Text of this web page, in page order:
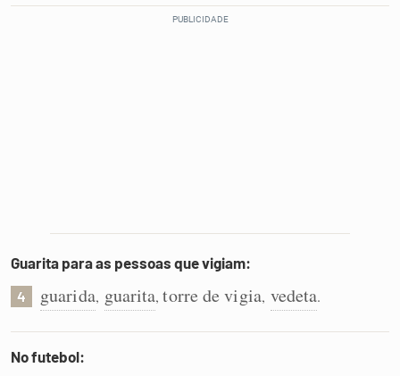
Dicionário
Guarita para as pessoas que vigiam:
4 guarida, guarita,torre de vigia, vedeta.
No futebol: